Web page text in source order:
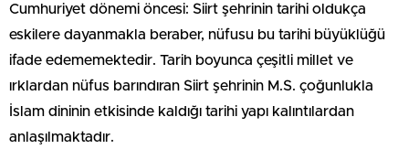
Cumhuriyet dönemi öncesi: Siirt şehrinin tarihi oldukça
eskilere dayanmakla beraber, nüfusu bu tarihi büyüklüğü
ifade edememektedir. Tarih boyunca çeşitli millet ve
ırklardan nüfus barındıran Siirt şehrinin M.S. çoğunlukla
İslam dininin etkisinde kaldığı tarihi yapı kalıntılardan
anlaşılmaktadır.